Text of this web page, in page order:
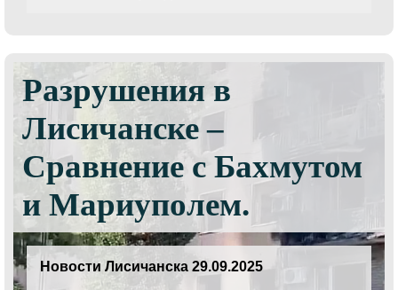
Разрушения в
Лисичанске –
Сравнение с Бахмутом
и Мариуполем.
Новости Лисичанска 29.09.2025